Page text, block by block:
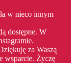
w nieco innym
dostępne. W
za Waszą
wsparcie. Życzę